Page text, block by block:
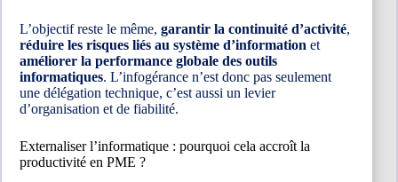
L’objectif reste le même, garantir la continuité d’activité,
réduire les risques liés au système d’information et
améliorer la performance globale des outils
informatiques. L’infogérance n’est donc pas seulement
une délégation technique, c’est aussi un levier
d’organisation et de fiabilité.
Externaliser l’informatique : pourquoi cela accroît la
productivité en PME ?